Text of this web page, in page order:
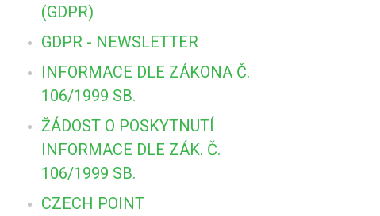
(GDPR)
GDPR - NEWSLETTER
INFORMACE DLE ZÁKONA Č.
106/1999 SB.
ŽÁDOST O POSKYTNUTÍ
INFORMACE DLE ZÁK. Č.
106/1999 SB.
CZECH POINT